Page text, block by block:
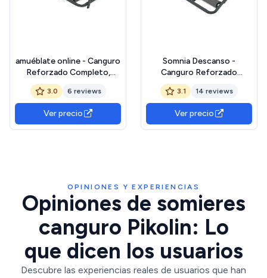
amuéblate online - Canguro
Reforzado Completo,
Cama Nido Anti-Ruido con
2 Somieres de Láminas
Anchas de 90 x 200
3.0 6 reviews
Ver precio
Somnia Descanso -
Canguro Reforzado
Completo, Cama Nido Anti-
Ruido con 2 Somieres de
Láminas Anchas de 90 x
190
3.1 14 reviews
Ver precio
OPINIONES Y EXPERIENCIAS
Opiniones de somieres
canguro Pikolin: Lo
que dicen los usuarios
Descubre las experiencias reales de usuarios que han